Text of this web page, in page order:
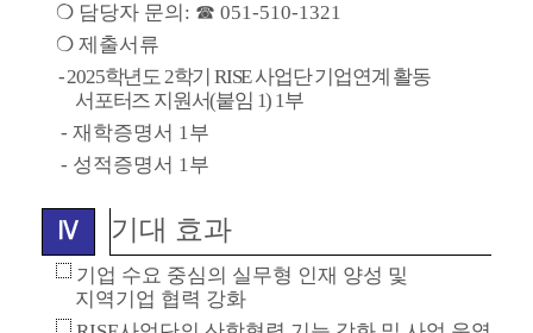
❍ 담당자 문의: ☎ 051-510-1321
❍ 제출서류
- 2025학년도2학기 RISE사업단 기업연계 활동
서포터즈 지원서(붙임 1) 1부
- 재학증명서 1부
- 성적증명서 1부
Ⅳ 기대 효과
기업 수요 중심의 실무형 인재 양성 및
지역기업 협력 강화